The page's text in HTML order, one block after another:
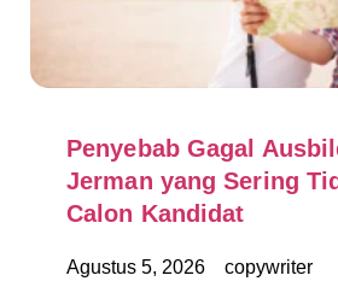
Penyebab Gagal
Jerman yang Sering
Calon Kandidat
Agustus 5, 2026
copywriter